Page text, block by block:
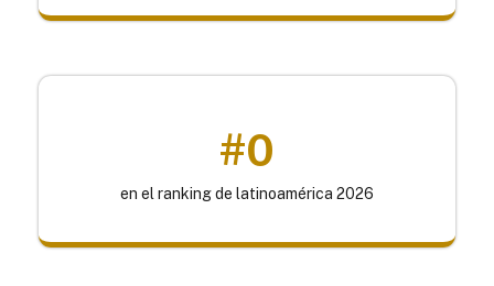
#0
en el ranking de latinoamérica 2026